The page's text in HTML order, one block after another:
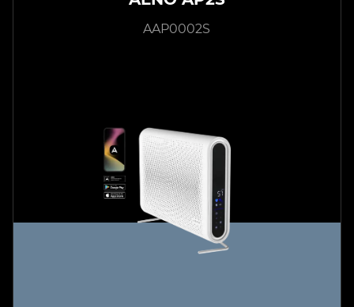
AAP0002S